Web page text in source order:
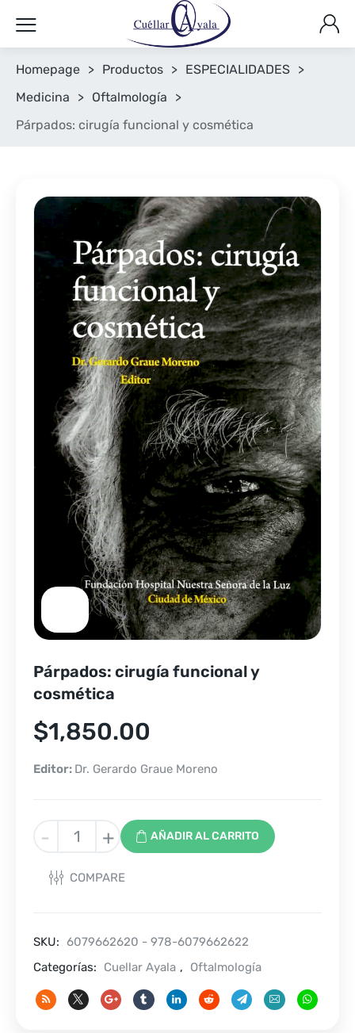
Homepage > Productos > ESPECIALIDADES >
Medicina
> Oftalmología
>
Párpados: cirugía funcional y cosmética
Párpados: cirugía funcional y
cosmética
$1,850.00
Editor: Dr. Gerardo Graue Moreno
-
Párpados:
y
+ AÑADIR AL CARRITO
COMPARE
SKU: 6079662620 - 978-6079662622
Categorías:
Cuellar Ayala , Oftalmología